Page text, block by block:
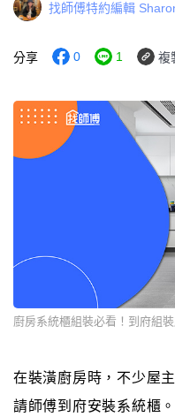
找師傅特約編輯
分享 0 1 複
廚房系統櫃組裝必看！到府組
在裝潢廚房時，不少屋
請師傅到府安裝系統櫃